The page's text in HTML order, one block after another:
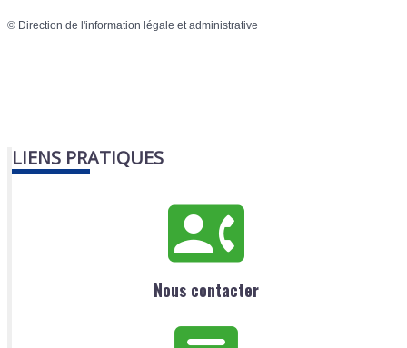
© Direction de l'information légale et administrative
LIENS PRATIQUES
Nous contacter